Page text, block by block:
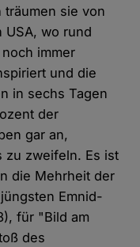
träumen sie von
USA, wo rund
immer
und die
in sechs Tagen
der
gar an,
zu zweifeln. Es ist
die Mehrheit der
Emnid-
für "Bild am
des